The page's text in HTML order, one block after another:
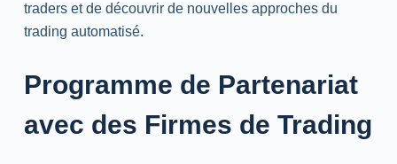
traders et de découvrir de nouvelles approches du
trading automatisé.
Programme de Partenariat
avec des Firmes de Trading